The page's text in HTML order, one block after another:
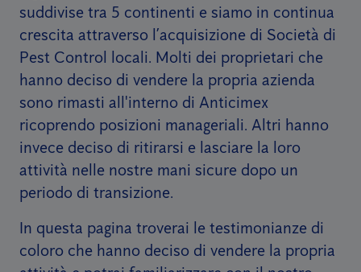
suddivise tra 5 continenti e siamo in continua
crescita attraverso l’acquisizione di Società di
Pest Control locali. Molti dei proprietari che
hanno deciso di vendere la propria azienda
sono rimasti all'interno di Anticimex
ricoprendo posizioni manageriali. Altri hanno
invece deciso di ritirarsi e lasciare la loro
attività nelle nostre mani sicure dopo un
periodo di transizione.
In questa pagina troverai le testimonianze di
coloro che hanno deciso di vendere la propria